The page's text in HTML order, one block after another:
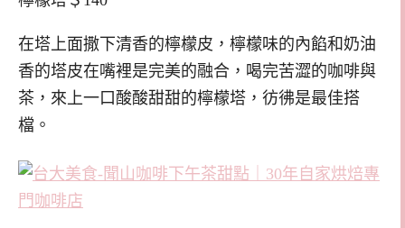
在塔上面撒下清香的檸檬皮，檸檬味的內餡和奶油
香的塔皮在嘴裡是完美的融合，喝完苦澀的咖啡與
茶，來上一口酸酸甜甜的檸檬塔，彷彿是最佳搭
檔。